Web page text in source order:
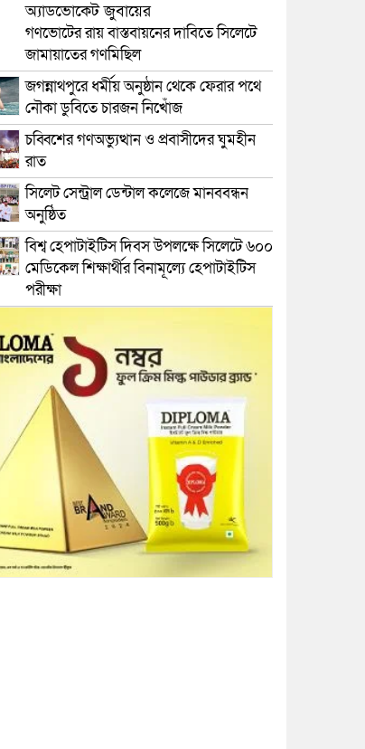
অ্যাডভোকেট জুবায়ের
গণভোটের রায় বাস্তবায়নের দাবিতে সিলেটে
জামায়াতের গণমিছিল
জগন্নাথপুরে ধর্মীয় অনুষ্ঠান থেকে ফেরার পথে
নৌকা ডুবিতে চারজন নিখোঁজ
চব্বিশের গণঅভ্যুত্থান ও প্রবাসীদের ঘুমহীন
রাত
সিলেট সেন্ট্রাল ডেন্টাল কলেজে মানববন্ধন
অনুষ্ঠিত
বিশ্ব হেপাটাইটিস দিবস উপলক্ষে সিলেটে ৬০০
মেডিকেল শিক্ষার্থীর বিনামূল্যে হেপাটাইটিস
পরীক্ষা